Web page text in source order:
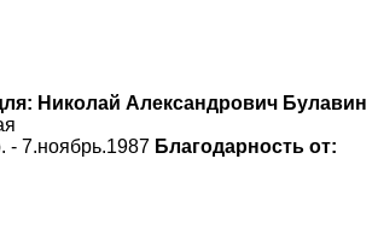
Николай Александрович Булавин
- 7.ноябрь.1987 Благодарность от: